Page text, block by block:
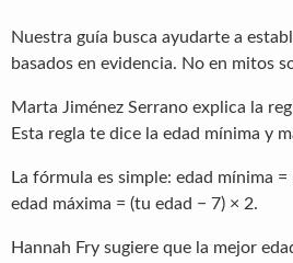
Nuestra guía busca ayudarte a
basados en evidencia. No en mitos
Marta Jiménez Serrano explica la
Esta regla te dice la edad mínima y
La fórmula es simple: edad mínima
edad máxima = (tu edad − 7) × 2.
Hannah Fry sugiere que la mejor